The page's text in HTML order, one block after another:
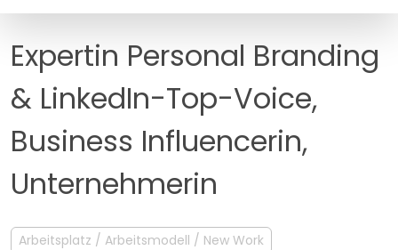
MANAGEMENT
Expertin Personal Branding
& LinkedIn-Top-Voice,
Business Influencerin,
Unternehmerin
Arbeitsplatz / Arbeitsmodell / New Work